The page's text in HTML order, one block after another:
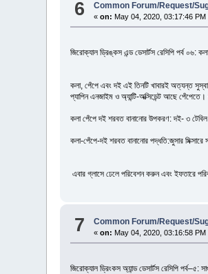
6 Common Forum/Request/
«on: May 04, 2020, 03:17:46 PM
জিরোক্যাল ড্রিঙ্কস এন্ড ডেসার্টস রেসিপি পর্ব ০৬:
কলা, পেঁপে এবং দই এই তিনটি খাবারই অত্যন্ত
প্যাপিন এনজাইম ও অ্যান্টি-অক্সিডেন্ট আছে
কলা পেঁপে দই শরবত বানানোর উপকরণ: দই- ৩
কলা-পেঁপে-দই শরবত বানানোর পদ্ধতি:জুসার
এবার গ্লাসে ঢেলে পরিবেশন করুন এবং ইফতারে
7 Common Forum/Request/
«on: May 04, 2020, 03:16:58 PM
জিরোক্যাল ড্রিংকস অ্যান্ড ডেসার্টস রেসিপি পর্ব–৫: